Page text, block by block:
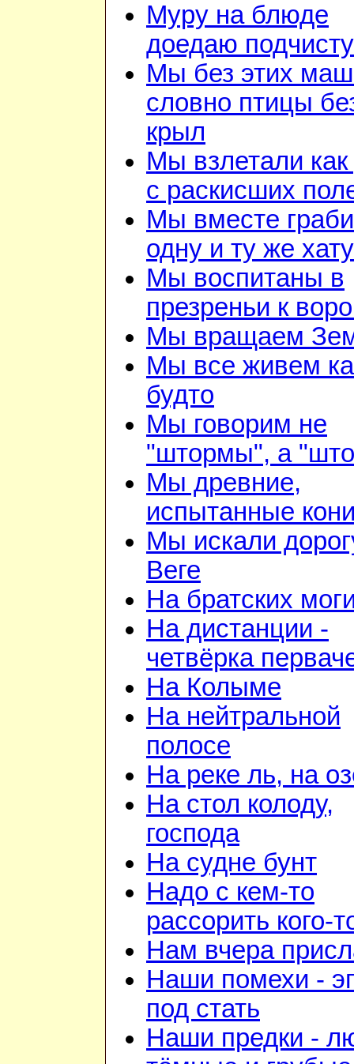
Муру на блюде
доедаю
Мы без этих
словно птицы
крыл
Мы взлетали как
с раскисших
Мы вместе
одну и ту же хату
Мы воспитаны в
презреньи к
Мы вращаем
Мы все живем
будто
Мы говорим не
"штормы", а
Мы древние,
испытанные
Мы искали
Веге
На братских
На дистанции -
четвёрка
На Колыме
На нейтральной
полосе
На реке ль, на
На стол колоду,
господа
На судне бунт
Надо с кем-то
рассорить кого-
Нам вчера
Наши помехи -
под стать
Наши предки -